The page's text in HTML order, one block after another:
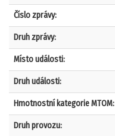
Číslo zprávy:
Druh zprávy:
Místo události:
Druh události:
Hmotnostní kategorie MTOM:
Druh provozu: